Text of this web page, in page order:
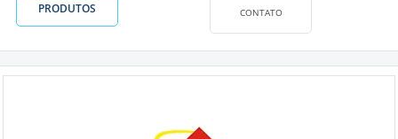
PRODUTOS CONTATO